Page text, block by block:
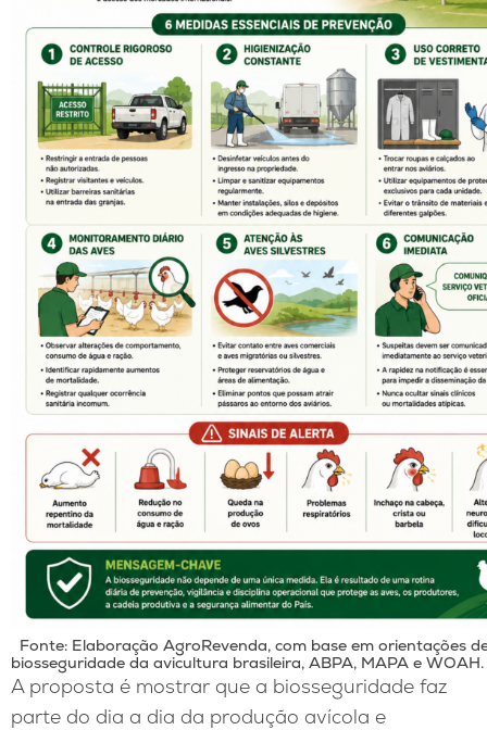
Fonte: Elaboração AgroRevenda, com base em orientações
biosseguridade da avicultura brasileira, ABPA, MAPA e WOAH.
A proposta é mostrar que a biosseguridade faz
parte do dia a dia da produção avícola e